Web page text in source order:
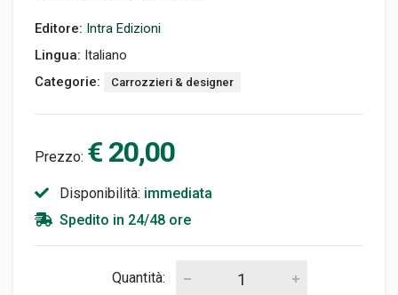
Editore: Intra Edizioni
Lingua: Italiano
Categorie:
Carrozzieri & designer
Prezzo: € 20,00
Disponibilità: immediata
Spedito in 24/48 ore
Quantità: